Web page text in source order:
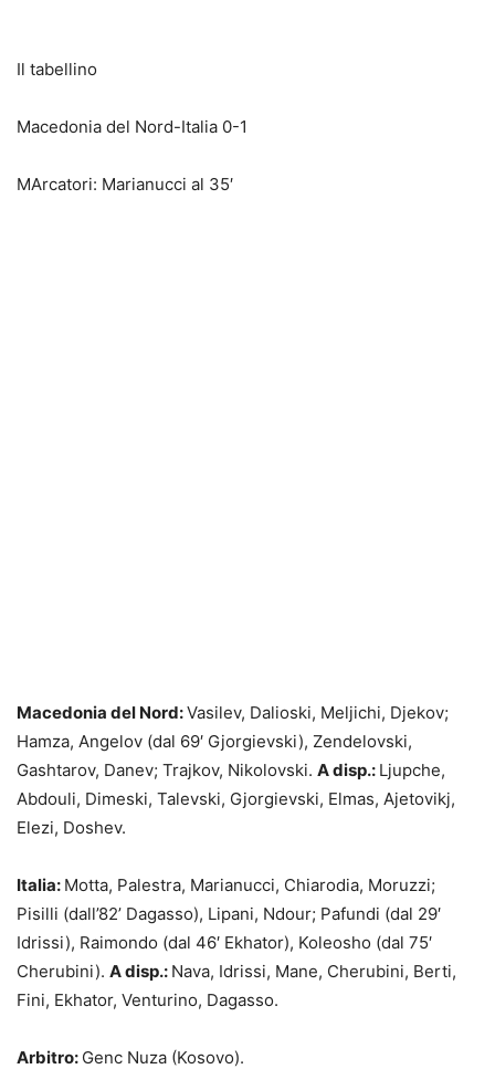
Il tabellino
Macedonia del Nord-Italia 0-1
MArcatori: Marianucci al 35′
Macedonia del Nord:Vasilev, Dalioski, Meljichi, Djekov;
Hamza, Angelov (dal 69′ Gjorgievski), Zendelovski,
Gashtarov, Danev; Trajkov, Nikolovski. A disp.: Ljupche,
Abdouli, Dimeski, Talevski, Gjorgievski, Elmas, Ajetovikj,
Elezi, Doshev.
Italia: Motta, Palestra, Marianucci, Chiarodia, Moruzzi;
Pisilli (dall’82’ Dagasso), Lipani, Ndour; Pafundi (dal 29′
Idrissi), Raimondo (dal 46′ Ekhator), Koleosho (dal 75′
Cherubini). A disp.: Nava, Idrissi, Mane, Cherubini, Berti,
Fini, Ekhator, Venturino, Dagasso.
Arbitro: Genc Nuza (Kosovo).